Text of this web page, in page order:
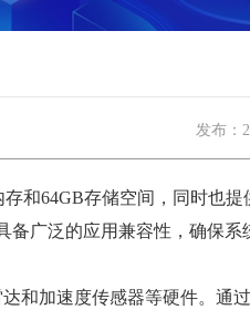
发布：
和64GB存储空间，同时也提
备广泛的应用兼容性，确保系
加速度传感器等硬件。通